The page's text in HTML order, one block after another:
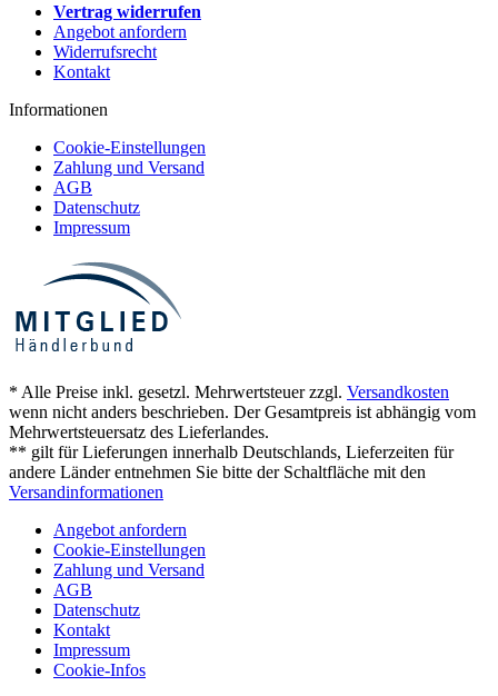
Vertrag widerrufen
Angebot anfordern
Widerrufsrecht
Kontakt
Informationen
Cookie-Einstellungen
Zahlung und Versand
AGB
Datenschutz
Impressum
* Alle Preise inkl. gesetzl. Mehrwertsteuer zzgl. Versandkosten
wenn nicht anders beschrieben. Der Gesamtpreis ist abhängig vom
Mehrwertsteuersatz des Lieferlandes.
** gilt für Lieferungen innerhalb Deutschlands, Lieferzeiten für
andere Länder entnehmen Sie bitte der Schaltfläche mit den
Versandinformationen
Angebot anfordern
Cookie-Einstellungen
Zahlung und Versand
AGB
Datenschutz
Kontakt
Impressum
Cookie-Infos